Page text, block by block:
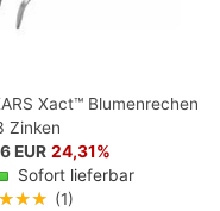
Xact™ Blumenrechen
Zinken
EUR 24,31%
Sofort lieferbar
(1)